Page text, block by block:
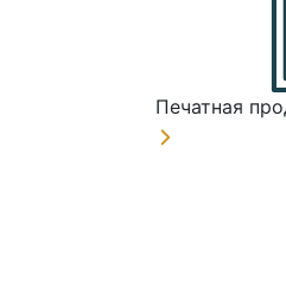
Печатная